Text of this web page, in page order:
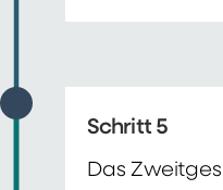
Schritt 5
Das